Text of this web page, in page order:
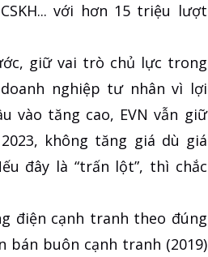
với hơn 15 triệu lượt
giữ vai trò chủ lực trong
nghiệp tư nhân vì lợi
vào tăng cao, EVN vẫn giữ
không tăng giá dù giá
đây là “trấn lột”, thì chắc
điện cạnh tranh theo đúng
buôn cạnh tranh (2019)